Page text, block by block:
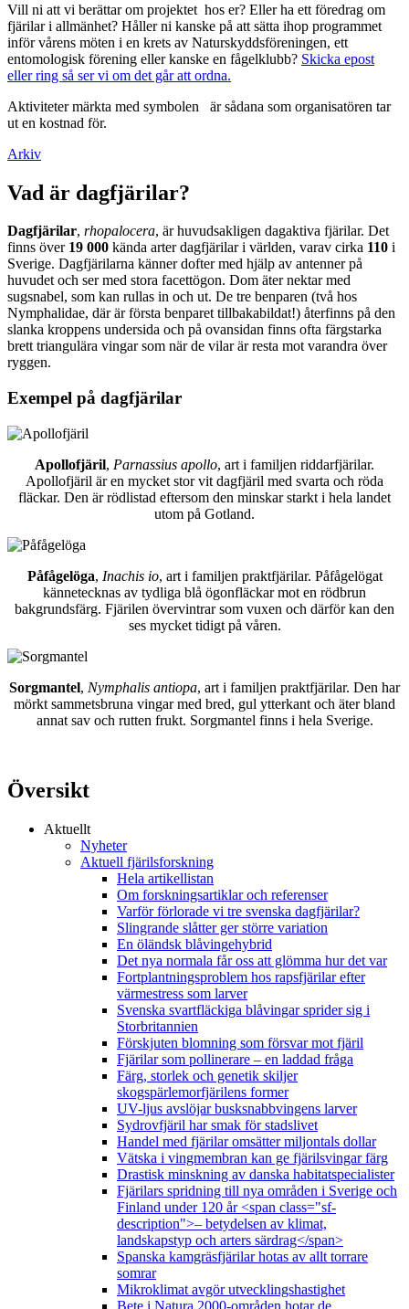
Vill ni att vi berättar om projektet hos er? Eller ha ett föredrag om
fjärilar i allmänhet? Håller ni kanske på att sätta ihop programmet
inför vårens möten i en krets av Naturskyddsföreningen, ett
entomologisk förening eller kanske en fågelklubb? Skicka epost
eller ring så ser vi om det går att ordna.
Aktiviteter märkta med symbolen
är sådana som organisatören tar
ut en kostnad för.
Arkiv
Vad är dagfjärilar?
Dagfjärilar, rhopalocera, är huvudsakligen dagaktiva fjärilar. Det
finns över 19 000 kända arter dagfjärilar i världen, varav cirka 110 i
Sverige. Dagfjärilarna känner dofter med hjälp av antenner på
huvudet och ser med stora facettögon. Dom äter nektar med
sugsnabel, som kan rullas in och ut. De tre benparen (två hos
Nymphalidae, där är första benparet tillbakabildat!) återfinns på den
slanka kroppens undersida och på ovansidan finns ofta färgstarka
brett triangulära vingar som när de vilar är resta mot varandra över
ryggen.
Exempel på dagfjärilar
Apollofjäril, Parnassius apollo, art i familjen riddarfjärilar.
Apollofjäril är en mycket stor vit dagfjäril med svarta och röda
fläckar. Den är rödlistad eftersom den minskar starkt i hela landet
utom på Gotland.
Påfågelöga, Inachis io, art i familjen praktfjärilar. Påfågelögat
kännetecknas av tydliga blå ögonfläckar mot en rödbrun
bakgrundsfärg. Fjärilen övervintrar som vuxen och därför kan den
ses mycket tidigt på våren.
Sorgmantel, Nymphalis antiopa, art i familjen praktfjärilar. Den har
mörkt sammetsbruna vingar med bred, gul ytterkant och äter bland
annat sav och rutten frukt. Sorgmantel finns i hela Sverige.
Översikt
Aktuellt
Nyheter
Aktuell fjärilsforskning
Hela artikellistan
Om forskningsartiklar och referenser
Varför förlorade vi tre svenska dagfjärilar?
Slingrande slåtter ger större variation
En öländsk blåvingehybrid
Det nya normala får oss att glömma hur det var
Fortplantningsproblem hos rapsfjärilar efter
värmestress som larver
Svenska svartfläckiga blåvingar sprider sig i
Storbritannien
Förskjuten blomning som försvar mot fjäril
Fjärilar som pollinerare – en laddad fråga
Färg, storlek och genetik skiljer
skogspärlemorfjärilens former
UV-ljus avslöjar busksnabbvingens larver
Sydrovfjäril har smak för stadslivet
Handel med fjärilar omsätter miljontals dollar
Vätska i vingmembran kan ge fjärilsvingar färg
Drastisk minskning av danska habitatspecialister
Fjärilars spridning till nya områden i Sverige och
Finland under 120 år <span class="sf-
description">– betydelsen av klimat,
landskapstyp och arters särdrag</span>
Spanska kamgräsfjärilar hotas av allt torrare
somrar
Mikroklimat avgör utvecklingshastighet
Bete i Natura 2000-områden hotar de